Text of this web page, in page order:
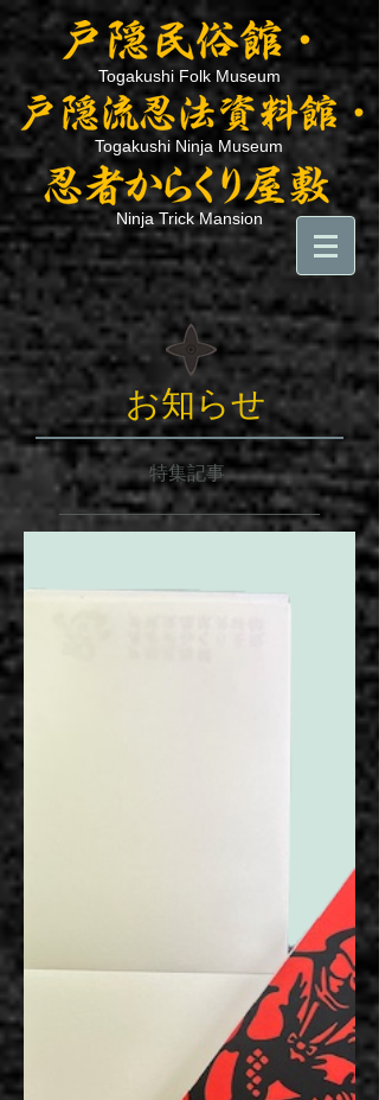
Togakushi Folk Museum
Togakushi Ninja Museum
Ninja Trick Mansion
お知らせ
特集記事